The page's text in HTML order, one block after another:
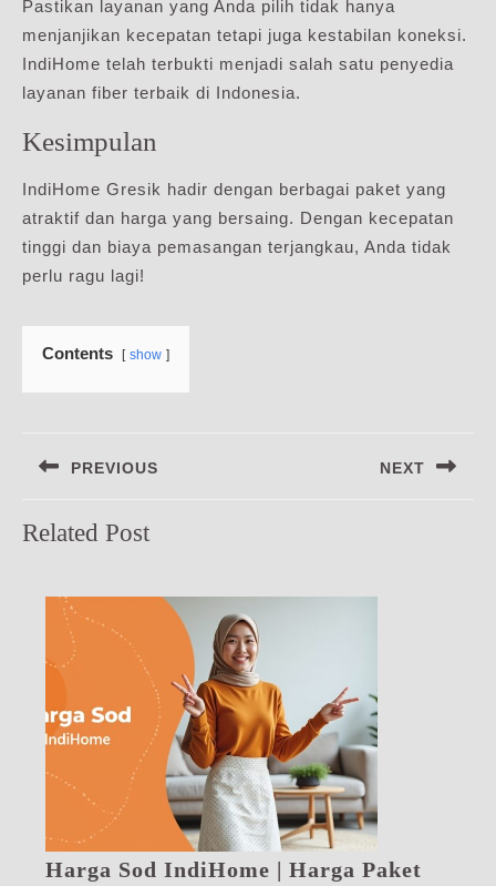
Pastikan layanan yang Anda pilih tidak hanya
menjanjikan kecepatan tetapi juga kestabilan koneksi.
IndiHome telah terbukti menjadi salah satu penyedia
layanan fiber terbaik di Indonesia.
Kesimpulan
IndiHome Gresik hadir dengan berbagai paket yang
atraktif dan harga yang bersaing. Dengan kecepatan
tinggi dan biaya pemasangan terjangkau, Anda tidak
perlu ragu lagi!
Contents show
pos
PREVIOUS
post:
NEXT
Related Post
Harga Sod IndiHome | Harga Paket